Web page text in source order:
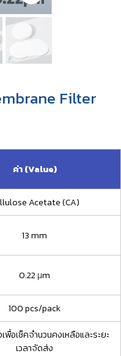
Filter
ค่า (Value)
Acetate (CA)
13 mm
0.22 μm
100 pcs/pack
อเช็คจำนวนคงเหลือและระยะ
เวลาจัดส่ง